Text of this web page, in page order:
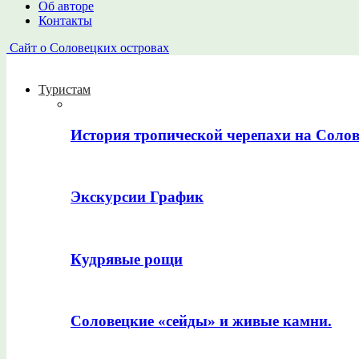
Об авторе
Контакты
Сайт о Соловецких островах
Туристам
История тропической черепахи на
Экскурсии График
Кудрявые рощи
Соловецкие «сейды» и живые камни.